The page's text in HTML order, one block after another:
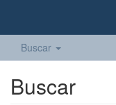
Buscar
Buscar